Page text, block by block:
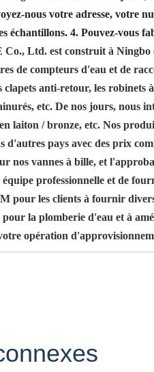
nous votre adresse, votre
échantillons. 4. Pouvez-vous
Ltd. est construit à Ningbo
de compteurs d'eau et de
clapets anti-retour, les robinets
etc. De nos jours, nous
laiton / bronze, etc. Nos
d'autres pays avec des prix
nos vannes à bille, et
équipe professionnelle et de
pour les clients à fournir
la plomberie d'eau et à
opération